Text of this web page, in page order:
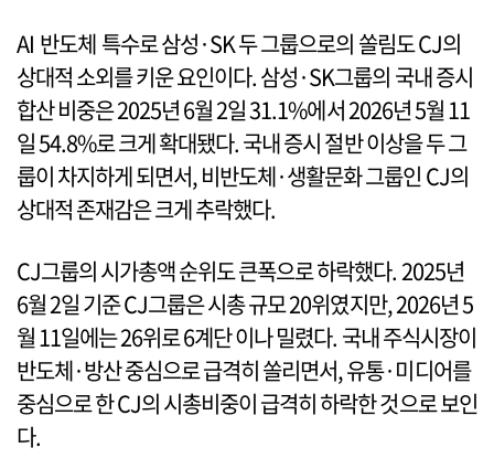
AI 반도체 특수로 삼성·SK 두 그룹으로의 쏠림도 CJ의
상대적 소외를 키운 요인이다. 삼성·SK그룹의 국내 증시
합산 비중은 2025년 6월 2일 31.1%에서 2026년 5월 11
일 54.8%로 크게 확대됐다. 국내 증시 절반 이상을 두 그
룹이 차지하게 되면서, 비반도체·생활문화 그룹인 CJ의
상대적 존재감은 크게 추락했다.
CJ그룹의 시가총액 순위도 큰폭으로 하락했다. 2025년
6월 2일 기준 CJ그룹은 시총 규모 20위였지만, 2026년 5
월 11일에는 26위로 6계단 이나 밀렸다. 국내 주식시장이
반도체·방산 중심으로 급격히 쏠리면서, 유통·미디어를
중심으로 한 CJ의 시총비중이 급격히 하락한 것으로 보인
다.